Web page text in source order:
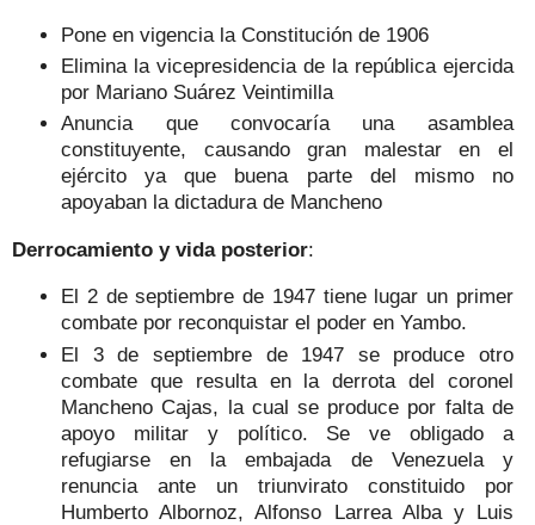
Pone en vigencia la Constitución de 1906
Elimina la vicepresidencia de la república ejercida
por Mariano Suárez Veintimilla
Anuncia que convocaría una asamblea
constituyente, causando gran malestar en el
ejército ya que buena parte del mismo no
apoyaban la dictadura de Mancheno
Derrocamiento y vida posterior:
El 2 de septiembre de 1947 tiene lugar un primer
combate por reconquistar el poder en Yambo.
El 3 de septiembre de 1947 se produce otro
combate que resulta en la derrota del coronel
Mancheno Cajas, la cual se produce por falta de
apoyo militar y político. Se ve obligado a
refugiarse en la embajada de Venezuela y
renuncia ante un triunvirato constituido por
Humberto Albornoz, Alfonso Larrea Alba y Luis